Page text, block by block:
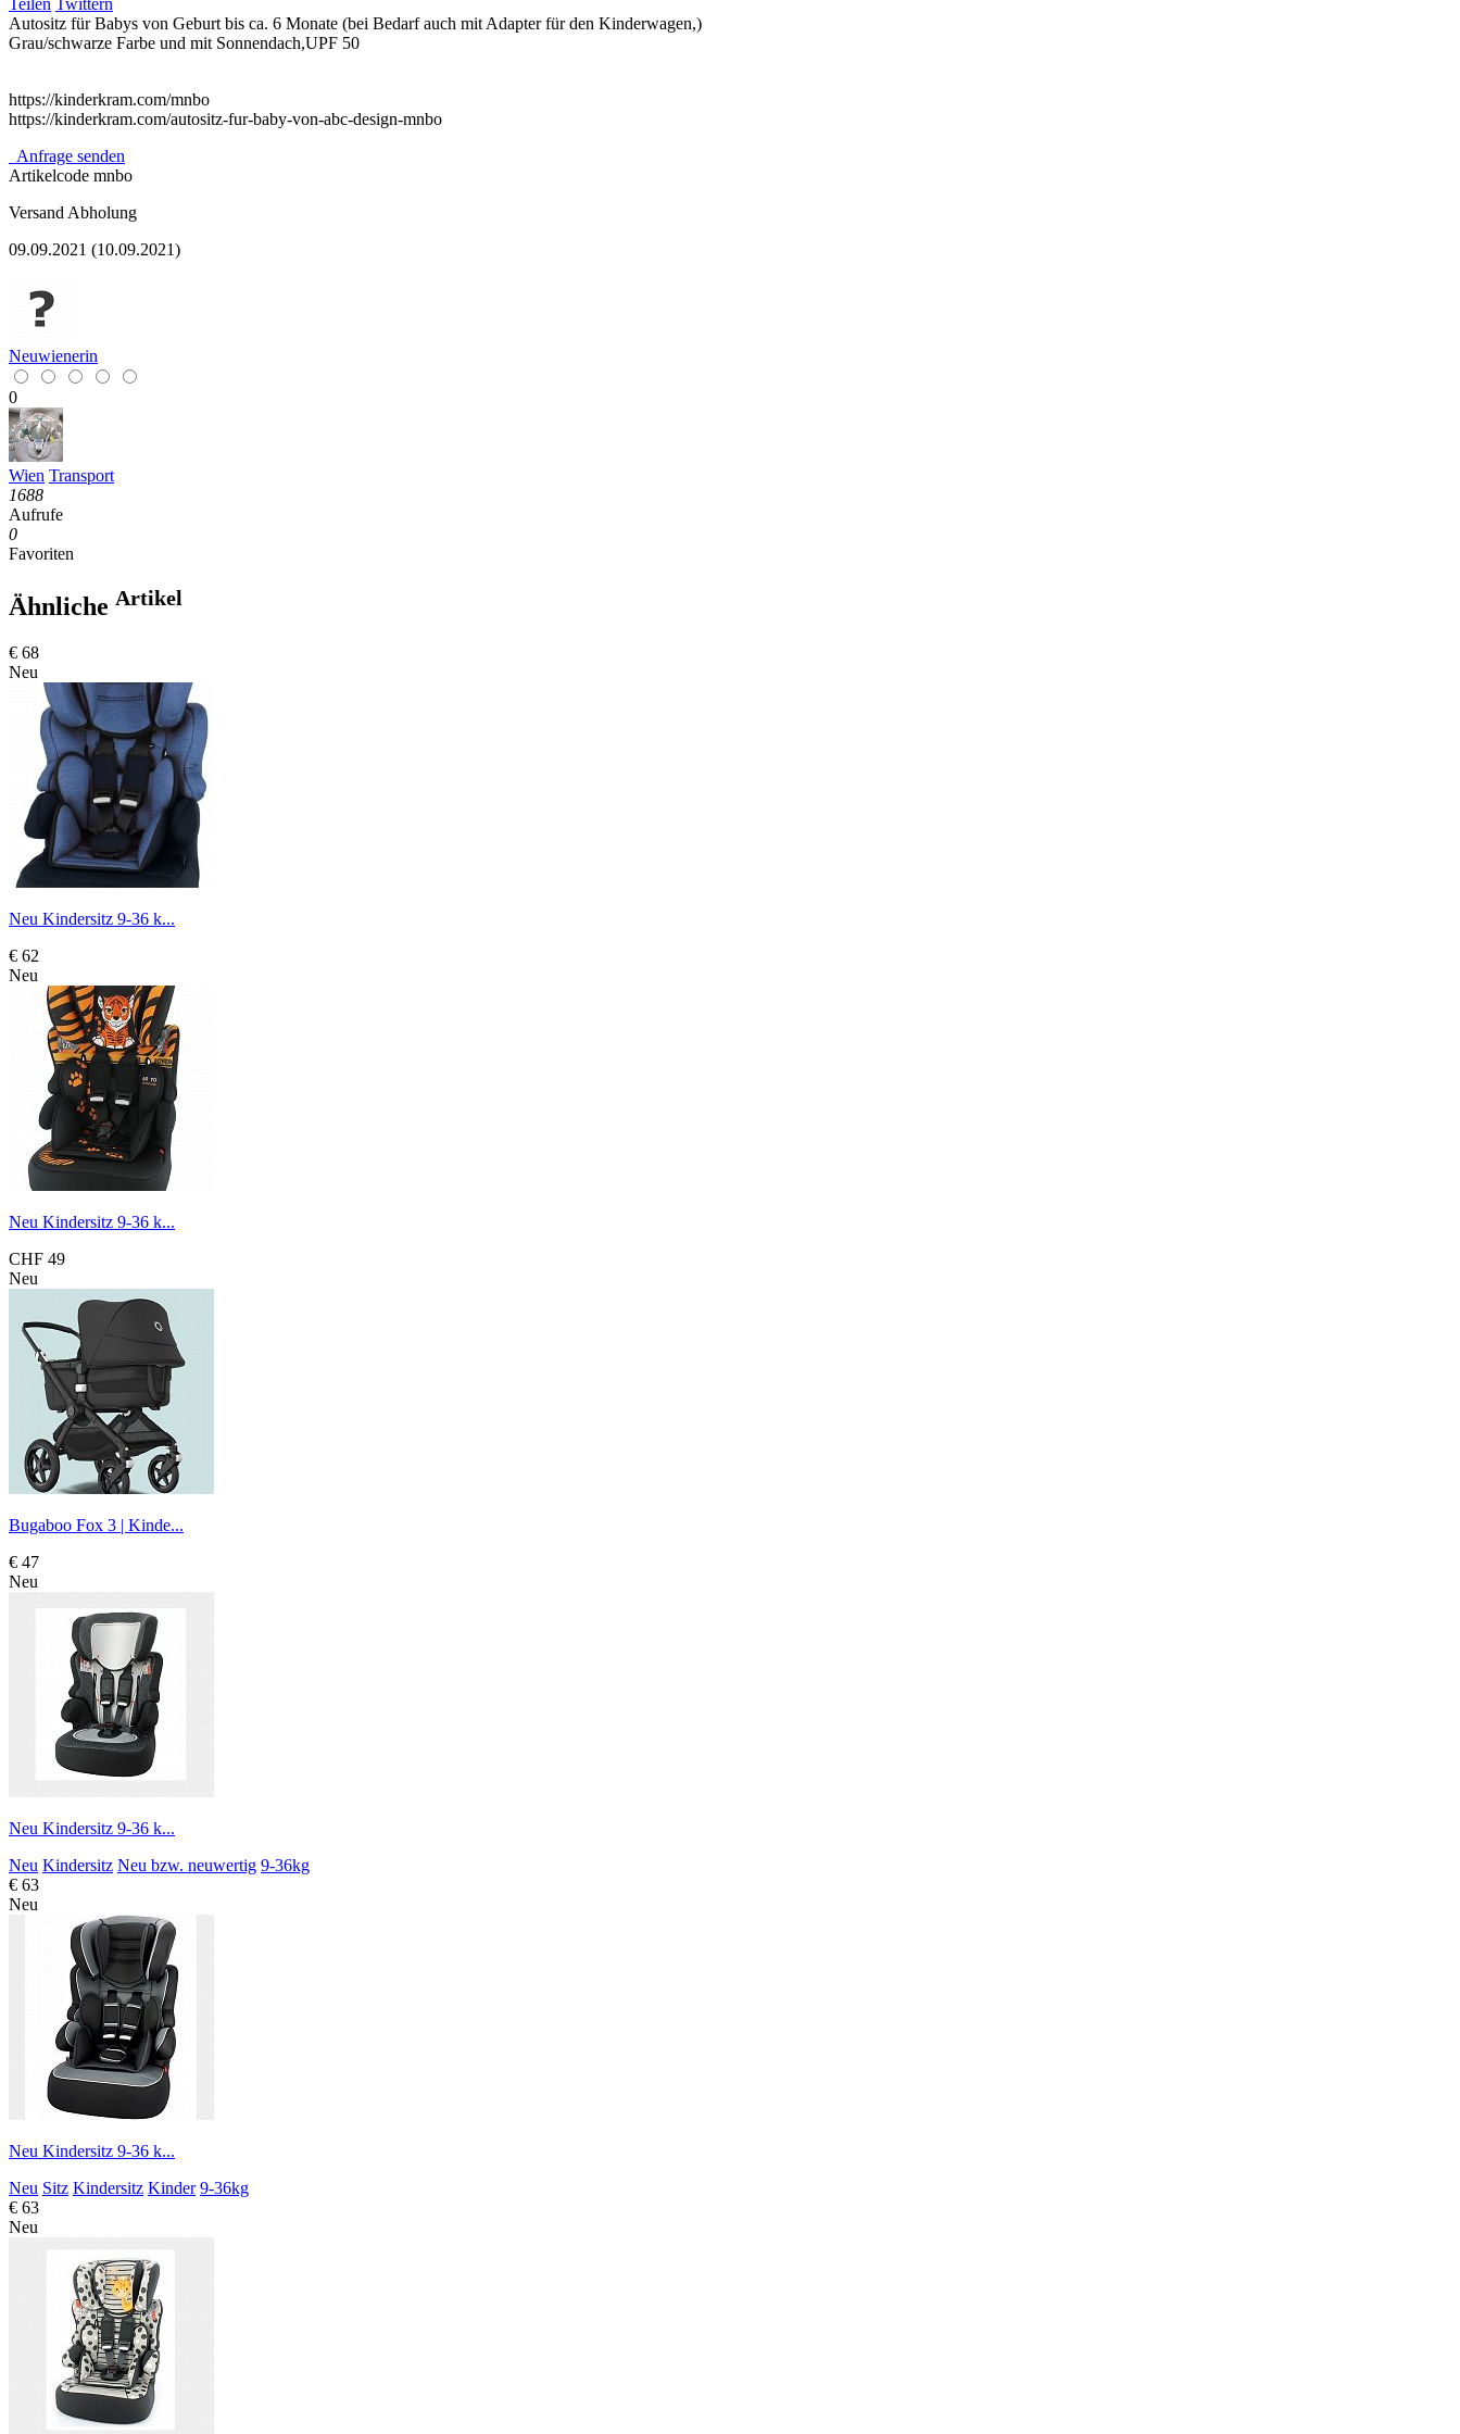
Autositz für Babys von Geburt bis ca. 6 Monate (bei Bedarf auch mit Adapter für den Kinderwagen,)
Grau/schwarze Farbe und mit Sonnendach,UPF 50
https://kinderkram.com/mnbo
https://kinderkram.com/autositz-fur-baby-von-abc-design-mnbo
Anfrage senden
Artikelcode mnbo
Versand Abholung
09.09.2021 (10.09.2021)
Neuwienerin
0
Wien Transport
1688
Aufrufe
0
Favoriten
Ähnliche Artikel
€ 68
Neu
Neu Kindersitz 9-36 k...
€ 62
Neu
Neu Kindersitz 9-36 k...
CHF 49
Neu
Bugaboo Fox 3 | Kinde...
€ 47
Neu
Neu Kindersitz 9-36 k...
Neu Kindersitz Neu bzw. neuwertig 9-36kg
€ 63
Neu
Neu Kindersitz 9-36 k...
Neu Sitz Kindersitz Kinder 9-36kg
€ 63
Neu